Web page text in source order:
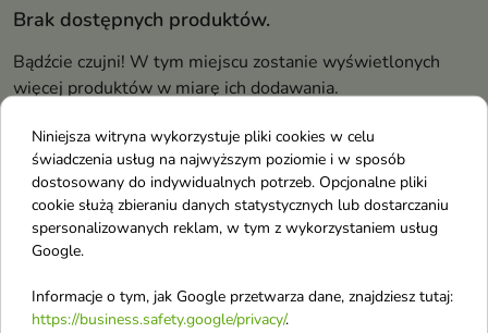
Kosmetyki do włosów dla mężczyzn
Produkty do koloryzacji włosów dla mężczyzn
Stylizacja
Szampony do włosów dla mężczyzn
Brak dostępnych produktów.
Bądźcie czujni! W tym miejscu zostanie wyświetlonych
więcej produktów w miarę ich dodawania.
Niniejsza witryna wykorzystuje pliki cookies w celu
świadczenia usług na najwyższym poziomie i w sposób
dostosowany do indywidualnych potrzeb. Opcjonalne pliki
cookie służą zbieraniu danych statystycznych lub dostarczaniu
spersonalizowanych reklam, w tym z wykorzystaniem usług
Google.
Informacje o tym, jak Google przetwarza dane, znajdziesz tutaj:
https://business.safety.google/privacy/.